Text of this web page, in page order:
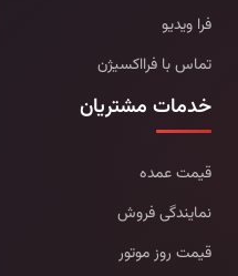
فرا ویدیو
تماس با فرااکسیژن
خدمات مشتریان
قیمت عمده
نمایندگی فروش
قیمت روز موتور